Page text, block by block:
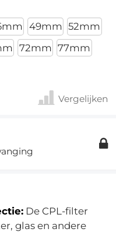
49mm 52mm
72mm 77mm
Vergelijken
De CPL-filter
glas en andere